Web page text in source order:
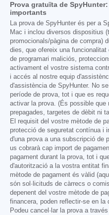
Prova gratuïta de
importants
La prova de SpyHunter és per a
Mac i inclou diversos dispositius
promocionals/pàgina de compra)
dies, que ofereix una
de programari maliciós,
activament el vostre sistema
i accés al nostre equip
d'assistència de SpyHunter. No
període de prova, tot i que es
activar la prova. (És possible
prepagades, targetes de dèbit ni
El requisit del vostre mètode de
protecció de seguretat contínua i
d'una prova a una subscripció de
us cobrarà cap import de
pagament durant la prova, tot i
d'autorització a la vostra entitat
mètode de pagament és vàlid
són sol·licituds de càrrecs o
depenent del vostre mètode de
financera, poden reflectir-se en
Podeu cancel·lar la prova a